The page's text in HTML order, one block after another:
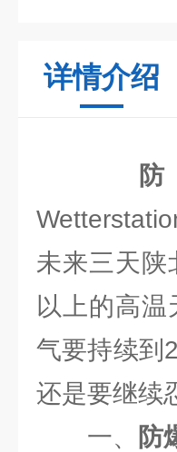
详情介绍
未来三天
以上的高
气要持续到
还是要继续
一、
防